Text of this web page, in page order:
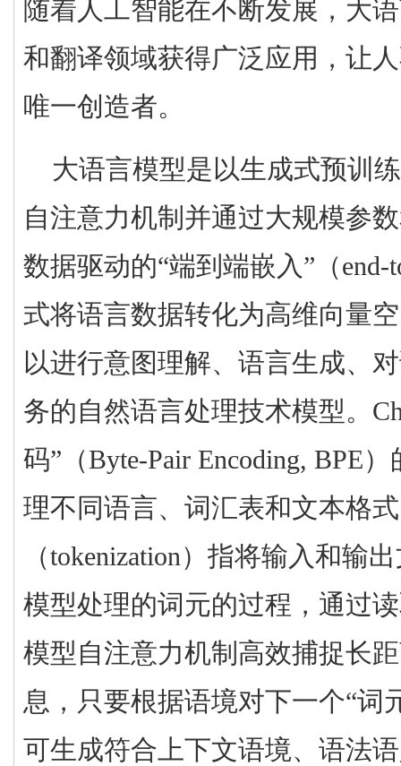
随着人工智能在不断发展，大
和翻译领域获得广泛应用，让
唯一创造者。
大语言模型是以生成式预训
自注意力机制并通过大规模参
数据驱动的“端到端嵌入”（end-
式将语言数据转化为高维向量
以进行意图理解、语言生成、
务的自然语言处理技术模型。
码”（Byte-Pair Encoding, BPE）
理不同语言、词汇表和文本格
（tokenization）指将输入和输
模型处理的词元的过程，通过
模型自注意力机制高效捕捉长
息，只要根据语境对下一个“词
可生成符合上下文语境、语法